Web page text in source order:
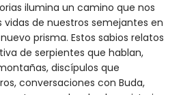
ilumina un camino que nos
de nuestros semejantes en
prisma. Estos sabios relatos
de serpientes que hablan,
discípulos que
conversaciones con Buda,